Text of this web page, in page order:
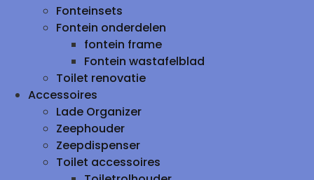
Fonteinsets
Fontein onderdelen
fontein frame
Fontein wastafelblad
Toilet renovatie
Accessoires
Lade Organizer
Zeephouder
Zeepdispenser
Toilet accessoires